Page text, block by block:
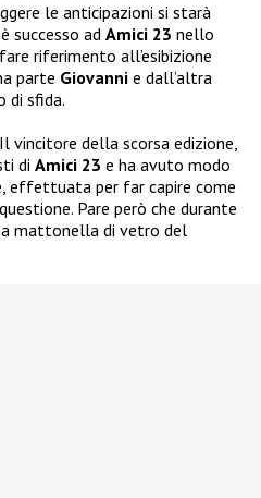
le anticipazioni si starà
successo ad Amici 23 nello
riferimento all’esibizione
parte Giovanni e dall’altra
di sfida.
vincitore della scorsa edizione,
di Amici 23 e ha avuto modo
effettuata per far capire come
Pare però che durante
mattonella di vetro del